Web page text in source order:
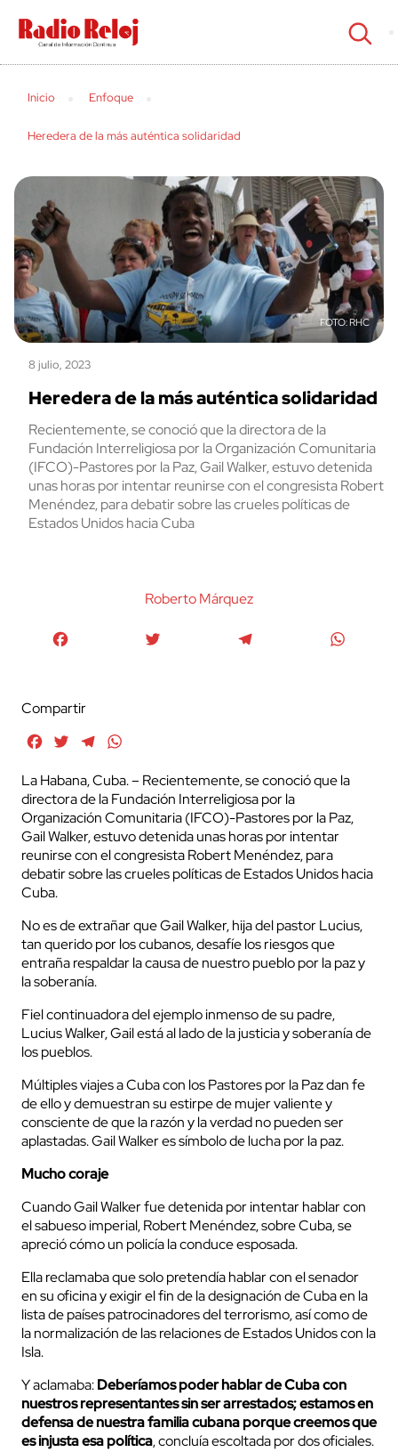
cerrar
Inicio Enfoque
Heredera de la más auténtica solidaridad
RHC
8 julio, 2023
Heredera de la más auténtica solidaridad
Recientemente, se conoció que la directora de la
Fundación Interreligiosa por la Organización Comunitaria
(IFCO)-Pastores por la Paz, Gail Walker, estuvo detenida
unas horas por intentar reunirse con el congresista Robert
Menéndez, para debatir sobre las crueles políticas de
Estados Unidos hacia Cuba
Roberto Márquez
Compartir
FacebookTwitterTelegram
La Habana, Cuba. – Recientemente, se conoció que la
directora de la Fundación Interreligiosa por la
Organización Comunitaria (IFCO)-Pastores por la Paz,
Gail Walker, estuvo detenida unas horas por intentar
reunirse con el congresista Robert Menéndez, para
debatir sobre las crueles políticas de Estados Unidos hacia
Cuba.
No es de extrañar que Gail Walker, hija del pastor Lucius,
tan querido por los cubanos, desafíe los riesgos que
entraña respaldar la causa de nuestro pueblo por la paz y
la soberanía.
Fiel continuadora del ejemplo inmenso de su padre,
Lucius Walker, Gail está al lado de la justicia y soberanía de
los pueblos.
Múltiples viajes a Cuba con los Pastores por la Paz dan fe
de ello y demuestran su estirpe de mujer valiente y
consciente de que la razón y la verdad no pueden ser
aplastadas. Gail Walker es símbolo de lucha por la paz.
Mucho coraje
Cuando Gail Walker fue detenida por intentar hablar con
el sabueso imperial, Robert Menéndez, sobre Cuba, se
apreció cómo un policía la conduce esposada.
Ella reclamaba que solo pretendía hablar con el senador
en su oficina y exigir el fin de la designación de Cuba en la
lista de países patrocinadores del terrorismo, así como de
la normalización de las relaciones de Estados Unidos con la
Isla.
Y aclamaba:Deberíamos poder hablar de Cuba con
nuestros representantes sin ser arrestados; estamos en
defensa de nuestra familia cubana porque creemos que
es injusta esa política, concluía escoltada por dos oficiales.